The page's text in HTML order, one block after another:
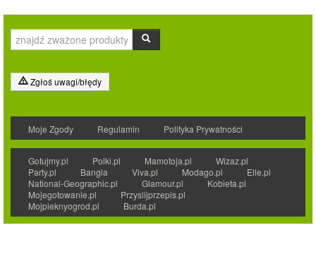
Zgłoś uwagi/błędy
Moje Zgody Regulamin Polityka Prywatności
Gotujmy.pl Polki.pl Mamotoja.pl
Wizaz.pl
Party.pl
Bangla Viva.pl Modago.pl
Elle.pl
National-Geographic.pl
Glamour.pl
Kobieta.pl
Mojegotowanie.pl
Przyslijprzepis.pl
Mojpieknyogrod.pl
Burda.pl